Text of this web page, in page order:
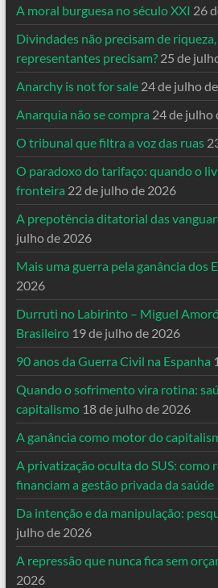
A moral burguesa no século XXI 26
Divindades não precisam de
representantes precisam? 25 de
Anarchy is not for sale 24 de julho
Anarquia não se compra 24 de julho
O tribunal que filtra a voz das ruas
O paradoxo do tarifaço: quando o
fronteira 22 de julho de 2026
A prepotência ditatorial das
julho de 2026
Mais uma guerra pela ganância dos
2026
Durruti no Labirinto – Miguel
Brasileiro 19 de julho de 2026
90 anos da Guerra Civil na Espanha
Quando o sofrimento vira rotina:
capitalismo 18 de julho de 2026
A ganância como motor do
A privatização oculta do SUS: como
financiam a gestão privada da saúde
Da intenção e da manipulação:
julho de 2026
A repressão que nunca fica sem
2026